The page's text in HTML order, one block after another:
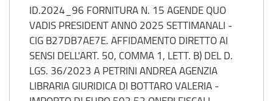
attiva)
ID.2024_96 FORNITURA N. 15 AGENDE QUO
VADIS PRESIDENT ANNO 2025 SETTIMANALI -
CIG B27DB7AE7E. AFFIDAMENTO DIRETTO AI
SENSI DELL'ART. 50, COMMA 1, LETT. B) DEL D.
LGS. 36/2023 A PETRINI ANDREA AGENZIA
LIBRARIA GIURIDICA DI BOTTARO VALERIA -